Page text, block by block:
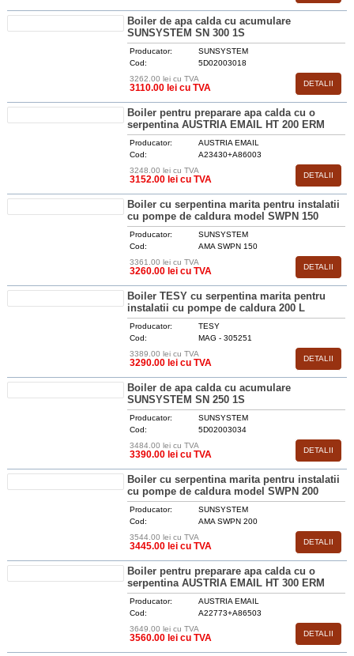
Boiler de apa calda cu acumulare
SUNSYSTEM SN 300 1S
Producator:
SUNSYSTEM
Cod:
5D02003018
3262.00 lei cu TVA
3110.00 lei cu TVA DETALII
Boiler pentru preparare apa calda cu o
serpentina AUSTRIA EMAIL HT 200 ERM
Producator:
AUSTRIA EMAIL
Cod:
A23430+A86003
3248.00 lei cu TVA
3152.00 lei cu TVA DETALII
Boiler cu serpentina marita pentru instalatii
cu pompe de caldura model SWPN 150
Producator:
SUNSYSTEM
Cod:
AMA SWPN 150
3361.00 lei cu TVA
3260.00 lei cu TVA DETALII
Boiler TESY cu serpentina marita pentru
instalatii cu pompe de caldura 200 L
Producator:
TESY
Cod:
MAG - 305251
3389.00 lei cu TVA
3290.00 lei cu TVA DETALII
Boiler de apa calda cu acumulare
SUNSYSTEM SN 250 1S
Producator:
SUNSYSTEM
Cod:
5D02003034
3484.00 lei cu TVA
3390.00 lei cu TVA DETALII
Boiler cu serpentina marita pentru instalatii
cu pompe de caldura model SWPN 200
Producator:
SUNSYSTEM
Cod:
AMA SWPN 200
3544.00 lei cu TVA
3445.00 lei cu TVA DETALII
Boiler pentru preparare apa calda cu o
serpentina AUSTRIA EMAIL HT 300 ERM
Producator:
AUSTRIA EMAIL
Cod:
A22773+A86503
3649.00 lei cu TVA
3560.00 lei cu TVA DETALII